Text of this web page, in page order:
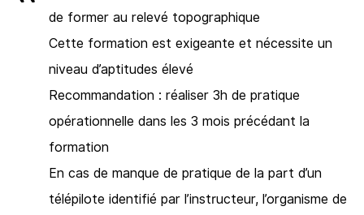
de former au relevé topographique
Cette formation est exigeante et nécessite un
niveau d’aptitudes élevé
Recommandation : réaliser 3h de pratique
opérationnelle dans les 3 mois précédant la
formation
En cas de manque de pratique de la part d’un
télépilote identifié par l’instructeur, l’organisme de